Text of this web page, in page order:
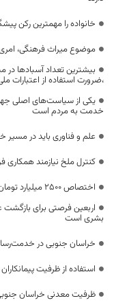
خانواده را مهمترین رکن
موضوع میراث فرهنگی،
بیشترین تعداد آسبادها
،ضرورت استفاده از اعتبارات
یکی از سیاست‌های اصلی
خدمت به مردم است
علم و فناوری باید در مسیر
کنترل ملخ نیازمند همکاری
اختصاص 2500 میلیارد تومان برای توسعه راه‌های دوبانده خراسان جنوبی
اربعین فرصتی برای
بشری است
خراسان جنوبی در
استفاده از ظرفیت
ظرفیت معدنی خراسان